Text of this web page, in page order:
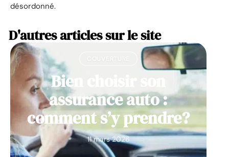
désordonné.
D'autres articles sur le site
Bien choisir son
assurance auto :
comment s’y prendre?
11 mars 2026